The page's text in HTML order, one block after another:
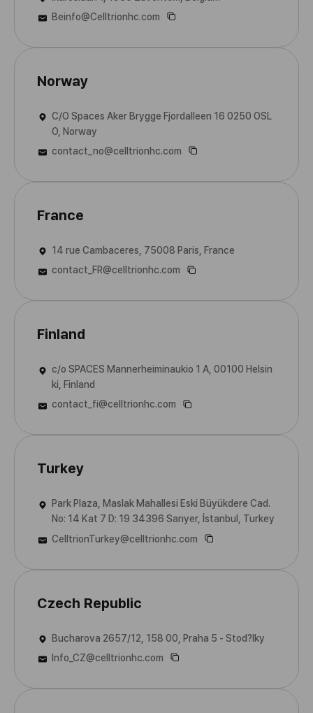
Beinfo@Celltrionhc.com
Norway
C/O Spaces Aker Brygge Fjordalleen 16 0250 OSL
O, Norway
contact_no@celltrionhc.com
France
14 rue Cambaceres, 75008 Paris, France
contact_FR@celltrionhc.com
Finland
c/o SPACES Mannerheiminaukio 1 A, 00100 Helsin
ki, Finland
contact_fi@celltrionhc.com
Turkey
Park Plaza, Maslak Mahallesi Eski Büyükdere Cad.
No: 14 Kat 7 D: 19 34396 Sarıyer, İstanbul, Turkey
CelltrionTurkey@celltrionhc.com
Czech Republic
Bucharova 2657/12, 158 00, Praha 5 - Stod?lky
Info_CZ@celltrionhc.com